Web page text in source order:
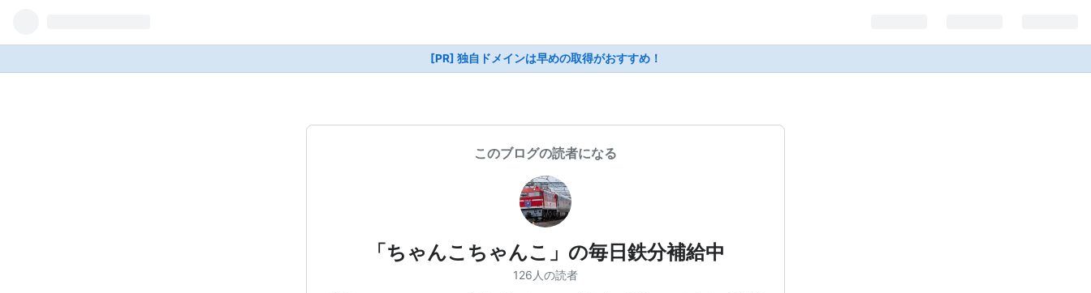
[PR] 独自ドメインは早めの取得がおすすめ！
このブログの読者になる
「ちゃんこちゃんこ」の毎日鉄分補給中
126人の読者